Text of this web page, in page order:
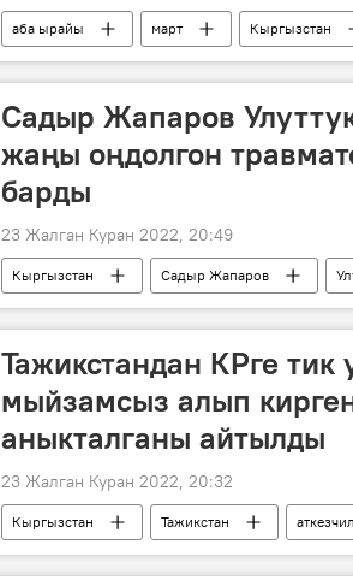
аба ырайы март Кыргызстан
Садыр Жапаров
жаңы оңдолгон
барды
23 Жалган Куран 2022, 20:49
Кыргызстан Садыр Жапаров
Тажикстандан КРге тик
мыйзамсыз алып
аныкталганы айтылды
23 Жалган Куран 2022, 20:32
Кыргызстан Тажикстан